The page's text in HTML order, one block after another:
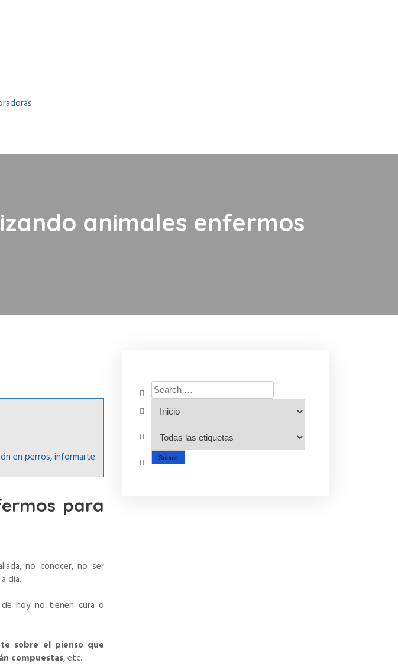
animales enfermos
en perros, informarte
para
no conocer, no ser
día.
de hoy no tienen cura o
sobre el pienso que
compuestas, etc.